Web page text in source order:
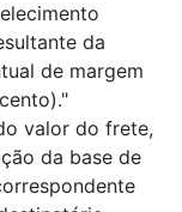
da
de margem
valor do frete,
da base de